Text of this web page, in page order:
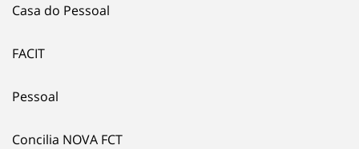
Casa do Pessoal
FACIT
Pessoal
Concilia NOVA FCT